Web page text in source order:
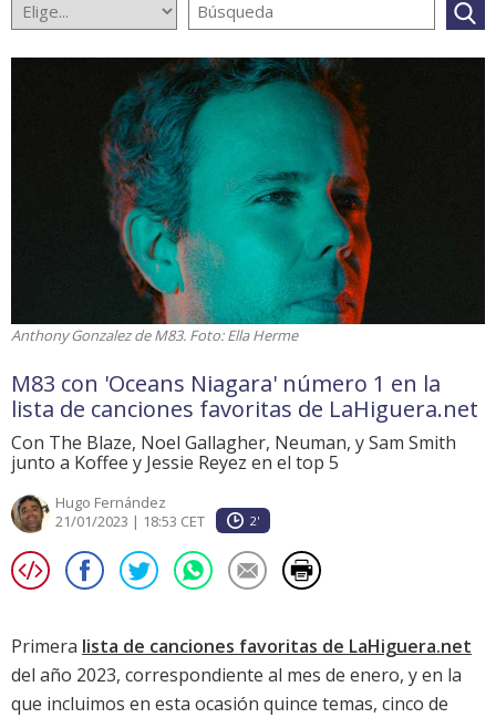
Anthony Gonzalez de M83. Foto: Ella Herme
M83 con 'Oceans Niagara' número 1 en la
lista de canciones favoritas de LaHiguera.net
Con The Blaze, Noel Gallagher, Neuman, y Sam Smith
junto a Koffee y Jessie Reyez en el top 5
Hugo Fernández
21/01/2023 | 18:53 CET
2'
Primera lista de canciones favoritas de LaHiguera.net
del año 2023, correspondiente al mes de enero, y en la
que incluimos en esta ocasión quince temas, cinco de